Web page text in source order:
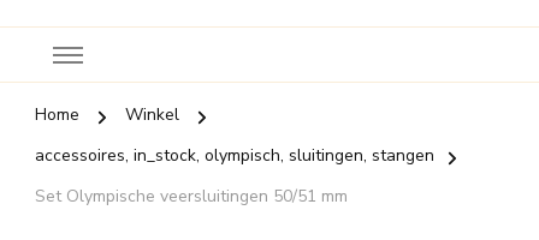
Home
Winkel
accessoires, in_stock, olympisch, sluitingen, stangen
Set Olympische veersluitingen 50/51 mm